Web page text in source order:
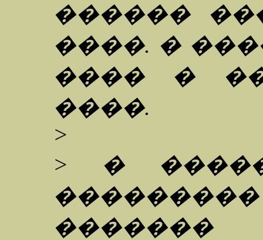
������
����. �
���� �
����.
>
> �